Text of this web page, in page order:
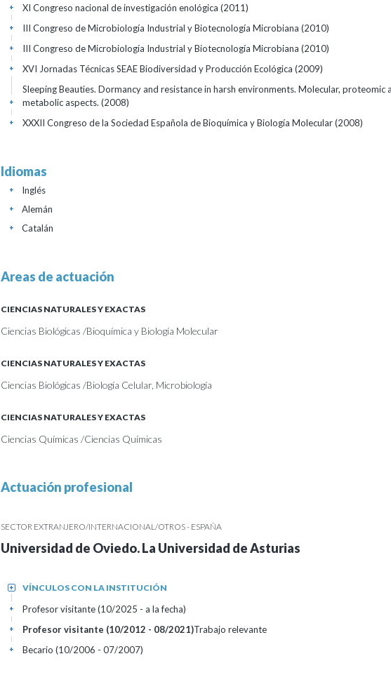
XI Congreso nacional de investigación enológica (2011)
+
III Congreso de Microbiología Industrial y Biotecnología Microbiana (2010)
+
III Congreso de Microbiología Industrial y Biotecnología Microbiana (2010)
+
XVI Jornadas Técnicas SEAE Biodiversidad y Producción Ecológica (2009)
+
Sleeping Beauties. Dormancy and resistance in harsh environments. Molecular, proteomic
metabolic aspects. (2008)
+
XXXII Congreso de la Sociedad Española de Bioquímica y Biología Molecular(2008)
+
Idiomas
Inglés
+
Alemán
+
Catalán
+
Areas de actuación
CIENCIAS NATURALES Y EXACTAS
Ciencias Biológicas /Bioquímica y Biología Molecular
CIENCIAS NATURALES Y EXACTAS
Ciencias Biológicas /Biología Celular, Microbiología
CIENCIAS NATURALES Y EXACTAS
Ciencias Químicas /Ciencias Químicas
Actuación profesional
SECTOR EXTRANJERO/INTERNACIONAL/OTROS - ESPAÑA
Universidad de Oviedo. La Universidad de Asturias
VÍNCULOS CON LA INSTITUCIÓN
+
Profesor visitante (10/2025 - a la fecha)
+
Profesor visitante (10/2012 - 08/2021)Trabajo relevante
+
Becario (10/2006 - 07/2007)
+